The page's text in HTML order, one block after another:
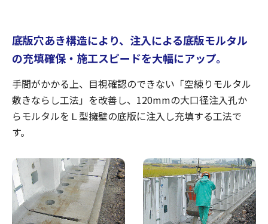
底版穴あき構造により、注入による底版モルタル
の充填確保・施工スピードを大幅にアップ。
手間がかかる上、目視確認のできない「空練りモルタル
敷きならし工法」を改善し、120mmの大口径注入孔か
らモルタルをＬ型擁壁の底版に注入し充填する工法で
す。